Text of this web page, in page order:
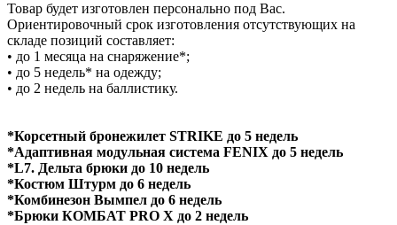
Товар будет изготовлен персонально под Вас.
Ориентировочный срок изготовления отсутствующих на
складе позиций составляет:
• до 1 месяца на снаряжение*;
• до 5 недель* на одежду;
• до 2 недель на баллистику.
*Корсетный бронежилет STRIKE до 5 недель
*Адаптивная модульная система FENIX до 5 недель
*L7. Дельта брюки до 10 недель
*Костюм Штурм до 6 недель
*Комбинезон Вымпел до 6 недель
*Брюки КОМБАТ PRO X до 2 недель